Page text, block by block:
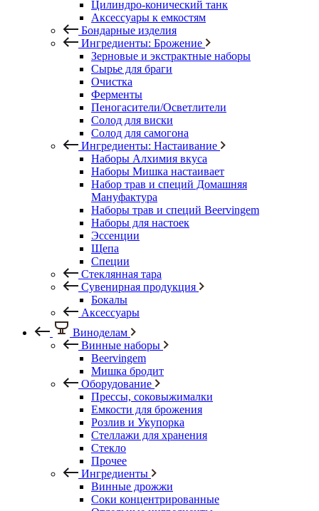
Цилиндро-конический танк
Аксессуары к емкостям
Бондарные изделия
Ингредиенты: Брожение
Зерновые и экстрактные наборы
Сырье для браги
Очистка
Ферменты
Пеногасители/Осветлители
Солод для виски
Солод для самогона
Ингредиенты: Настаивание
Наборы Алхимия вкуса
Наборы Мишка настаивает
Набор трав и специй Домашняя
Мануфактура
Наборы трав и специй Beervingem
Наборы для настоек
Эссенции
Щепа
Специи
Стеклянная тара
Сувенирная продукция
Бокалы
Аксессуары
Виноделам
Винные наборы
Beervingem
Мишка бродит
Оборудование
Прессы, соковыжималки
Емкости для брожения
Розлив и Укупорка
Стеллажи для хранения
Стекло
Прочее
Ингредиенты
Винные дрожжи
Соки концентрированные